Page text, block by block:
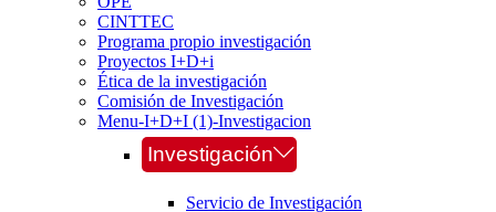
CINTTEC
Programa propio investigación
Proyectos I+D+i
Ética de la investigación
Comisión de Investigación
Menu-I+D+I (1)-Investigacion
Investigación
Servicio de Investigación